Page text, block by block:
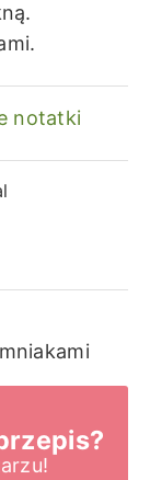
notatki